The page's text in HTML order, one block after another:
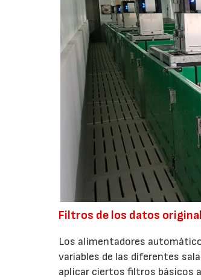
Filtros de los datos
Los alimentadores
variables de las diferentes
aplicar ciertos filtros básicos